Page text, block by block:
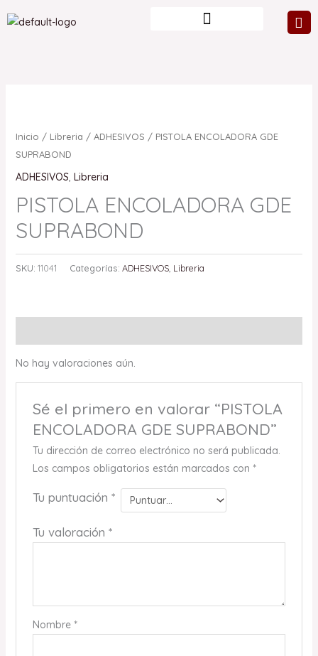
al
Inicio / Libreria / ADHESIVOS / PISTOLA ENCOLADORA GDE
SUPRABOND
ADHESIVOS, Libreria
PISTOLA ENCOLADORA GDE
SUPRABOND
SKU: 11041 Categorías: ADHESIVOS, Libreria
No hay valoraciones aún.
Sé el primero en valorar “PISTOLA
ENCOLADORA GDE SUPRABOND”
Tu dirección de correo electrónico no será publicada.
Los campos obligatorios están marcados con *
Tu puntuación *
Tu valoración *
Nombre *